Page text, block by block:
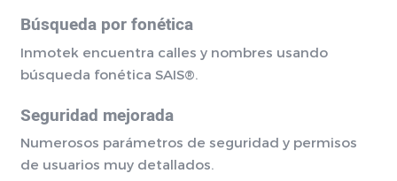
Búsqueda por fonética
Inmotek encuentra calles y nombres usando
búsqueda fonética SAIS®.
Seguridad mejorada
Numerosos parámetros de seguridad y permisos
de usuarios muy detallados.